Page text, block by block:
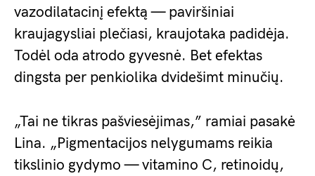
vazodilatacinį efektą — paviršiniai
kraujagysliai plečiasi, kraujotaka padidėja.
Todėl oda atrodo gyvesnė. Bet efektas
dingsta per penkiolika dvidešimt minučių.
„Tai ne tikras pašviesėjimas,” ramiai pasakė
Lina. „Pigmentacijos nelygumams reikia
tikslinio gydymo — vitamino C, retinoidų,